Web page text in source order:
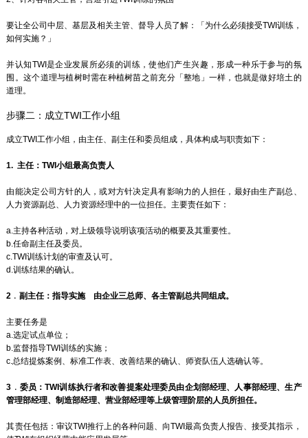
要让全公司中层、基层及相关主管、督导人员了解：「为什么必须接受TWI训练，
如何实施？」
并认知TWI是企业发展所必须的训练，使他们产生兴趣，形成一种乐于参与的氛
围。这个道理与植树时需在种植树苗之前充分「整地」一样，也就是做好培土的
道理。
步骤二：成立TWI工作小组
成立TWI工作小组，由主任、副主任和委员组成，具体构成与职责如下：
1. 主任：TWI小组最高负责人
由能决定公司方针的人，或对方针决定具有影响力的人担任，最好由生产副总、
人力资源副总、人力资源经理中的一位担任。主要责任如下：
a.主持各种活动，对上级领导说明该项活动的概要及其重要性。
b.任命副主任及委员。
c.TWI训练计划的审查及认可。
d.训练结果的确认。
2﹒副主任：指导实施 由企业三总师、各主管副总共同组成。
主要任务是
a.选定试点单位；
b.监督指导TWI训练的实施；
c.总结提炼案例、标准工作表、改善结果的确认、师资队伍人选确认等。
3﹒委员：TWI训练执行者和改善提案处理委员由企划部经理、人事部经理、生产
管理部经理、制造部经理、营业部经理等上级管理阶层的人员所担任。
其责任包括：审议TWI推行上的各种问题、向TWI最高负责人报告、接受其指示，